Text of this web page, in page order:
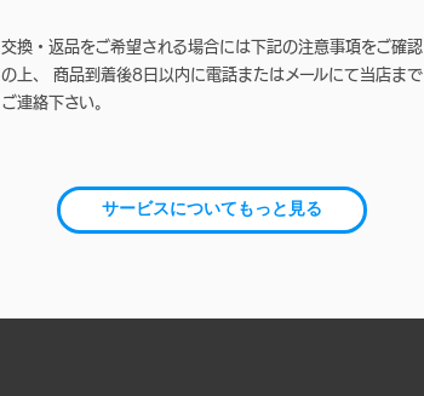
交換・返品をご希望される場合には下記の注意事項をご確認
の上、 商品到着後8日以内に電話またはメールにて当店まで
ご連絡下さい。
サービスについてもっと見る